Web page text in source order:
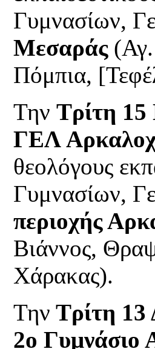
Γυμνασίων,
Μεσαράς(Αγ.
Πόμπια,
ΤηνΤρίτη
ΓΕΛ
θεολόγους
Γυμνασίων,
περιοχής
Βιάννος,
Χάρακας).
Την Τρίτη 13
2ο Γυμνάσιο